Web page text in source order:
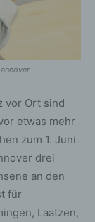
vor Ort sind
etwas mehr
zum 1. Juni
drei
an den
für
Laatzen,